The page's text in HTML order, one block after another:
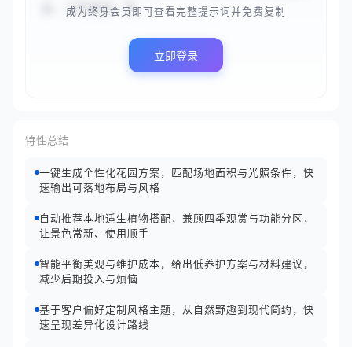
会、小型菜园、观...
成为终身会员即可查看完整提示词并免费复制
立即登录
特性总结
一键生成个性化花园方案，匹配场地面积与光照条件，快
速输出可落地布局与风格
自动推荐本地适生植物搭配，兼顾四季观赏与功能分区，
让景色常新、使用顺手
智能平衡美观与维护成本，给出低养护方案与材料建议，
减少后期投入与烦恼
基于客户偏好定制风格主题，从自然野趣到现代简约，快
速呈现差异化设计路线